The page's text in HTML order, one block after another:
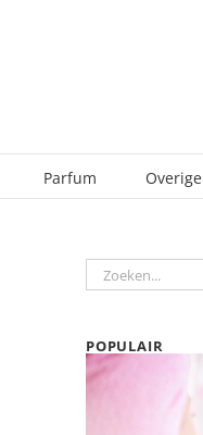
Parfum Overige
Zoeken
naar:
POPULAIR